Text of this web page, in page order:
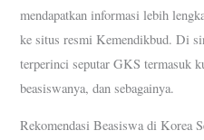
mendapatkan informasi lebih
ke situs resmi Kemendikbud. Di
terperinci seputar GKS termasuk
beasiswanya, dan sebagainya.
Rekomendasi Beasiswa di Korea